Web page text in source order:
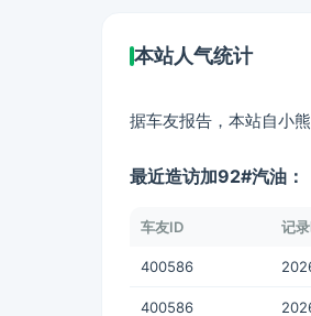
本站人气统计
据车友报告，本站自小
最近造访加92#汽油：
车友ID 记
400586
400586